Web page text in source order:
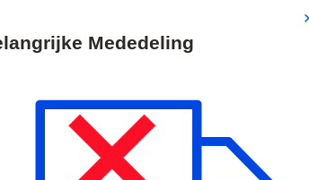
hervat. Mededeling